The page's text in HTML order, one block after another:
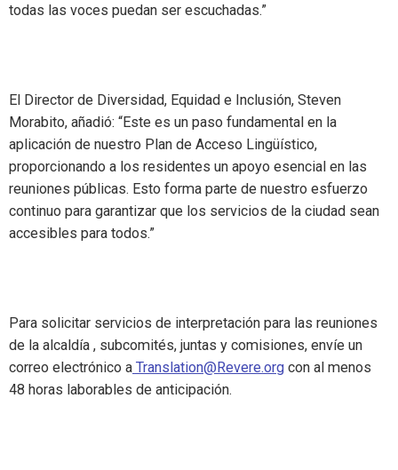
todas las voces puedan ser escuchadas.”
El Director de Diversidad, Equidad e Inclusión, Steven
Morabito, añadió: “Este es un paso fundamental en la
aplicación de nuestro Plan de Acceso Lingüístico,
proporcionando a los residentes un apoyo esencial en las
reuniones públicas. Esto forma parte de nuestro esfuerzo
continuo para garantizar que los servicios de la ciudad sean
accesibles para todos.”
Para solicitar servicios de interpretación para las reuniones
de la alcaldía , subcomités, juntas y comisiones, envíe un
correo electrónico a Translation@Revere.org con al menos
48 horas laborables de anticipación.